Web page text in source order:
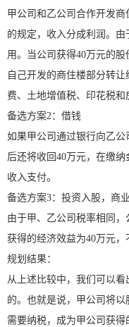
甲公司和乙公司合作开发
的规定，收入分成利润。
用。当公司获得40万元的
自己开发的商住楼部分转
费、土地增值税、印花税和
备选方案2：借钱
如果甲公司通过银行向乙公
后还将收回40万元，在缴
收入支付。
备选方案3：投资入股，商
由于甲、乙公司税率相同，
获得的经济效益为40万元，
规划结果：
从上述比较中，我们可以
的。也就是说，甲公司将
需要纳税，成为甲公司获得